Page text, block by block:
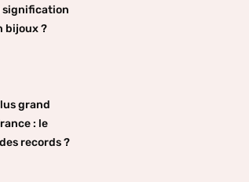
signification
bijoux ?
grand
: le
records ?